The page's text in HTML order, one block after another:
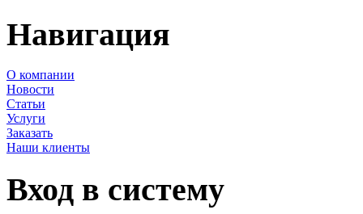
Навигация
О компании
Новости
Статьи
Услуги
Заказать
Наши клиенты
Вход в систему